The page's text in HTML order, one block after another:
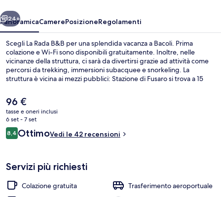
Avanti
24+
PanoramicaCamerePosizioneRegolamenti
Scegli La Rada B&B per una splendida vacanza a Bacoli. Prima
colazione e Wi-Fi sono disponibili gratuitamente. Inoltre, nelle
vicinanze della struttura, ci sarà da divertirsi grazie ad attività come
percorsi da trekking, immersioni subacquee e snorkeling. La
struttura è vicina ai mezzi pubblici: Stazione di Fusaro si trova a 15
Il
prezzo
attuale
è
96 €
96 €
tasse e oneri inclusi
6 set - 7 set
Recensioni
8,48,4 su 10
OttimoVedi le 42 recensioni
Servizi più richiesti
Colazione gratuita
Trasferimento aeroportuale